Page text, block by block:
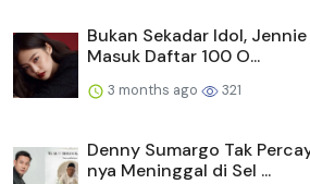
Bukan Sekadar Idol, Jennie
Masuk Daftar 100 O...
3 months ago 321
Denny Sumargo Tak
nya Meninggal di Sel ...